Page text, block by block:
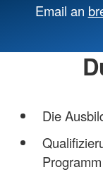
Email an
Die
Programm